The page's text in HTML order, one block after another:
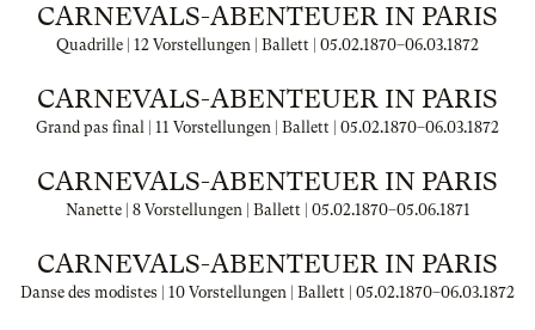
CARNEVALS-ABENTEUER IN PARIS
Quadrille | 12 Vorstellungen | Ballett | 05.02.1870–06.03.1872
CARNEVALS-ABENTEUER IN PARIS
Grand pas final | 11 Vorstellungen | Ballett | 05.02.1870–06.03.1872
CARNEVALS-ABENTEUER IN PARIS
Nanette | 8 Vorstellungen | Ballett | 05.02.1870–05.06.1871
CARNEVALS-ABENTEUER IN PARIS
Danse des modistes | 10 Vorstellungen | Ballett | 05.02.1870–06.03.1872